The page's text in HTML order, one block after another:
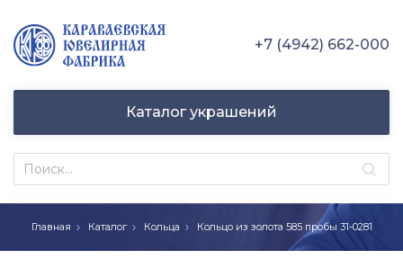
+7 (4942) 662-000
Каталог украшений
Главная Каталог Кольца Кольцо из золота 585 пробы 31-0281